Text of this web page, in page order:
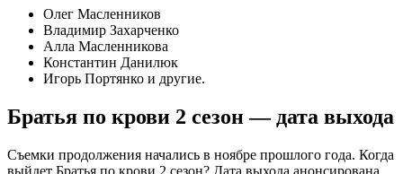
Олег Масленников
Владимир Захарченко
Алла Масленникова
Константин Данилюк
Игорь Портянко и другие.
Братья по крови 2 сезон — дата выхода
Съемки продолжения начались в ноябре прошлого года. Когда
выйдет Братья по крови 2 сезон? Дата выхода анонсирована